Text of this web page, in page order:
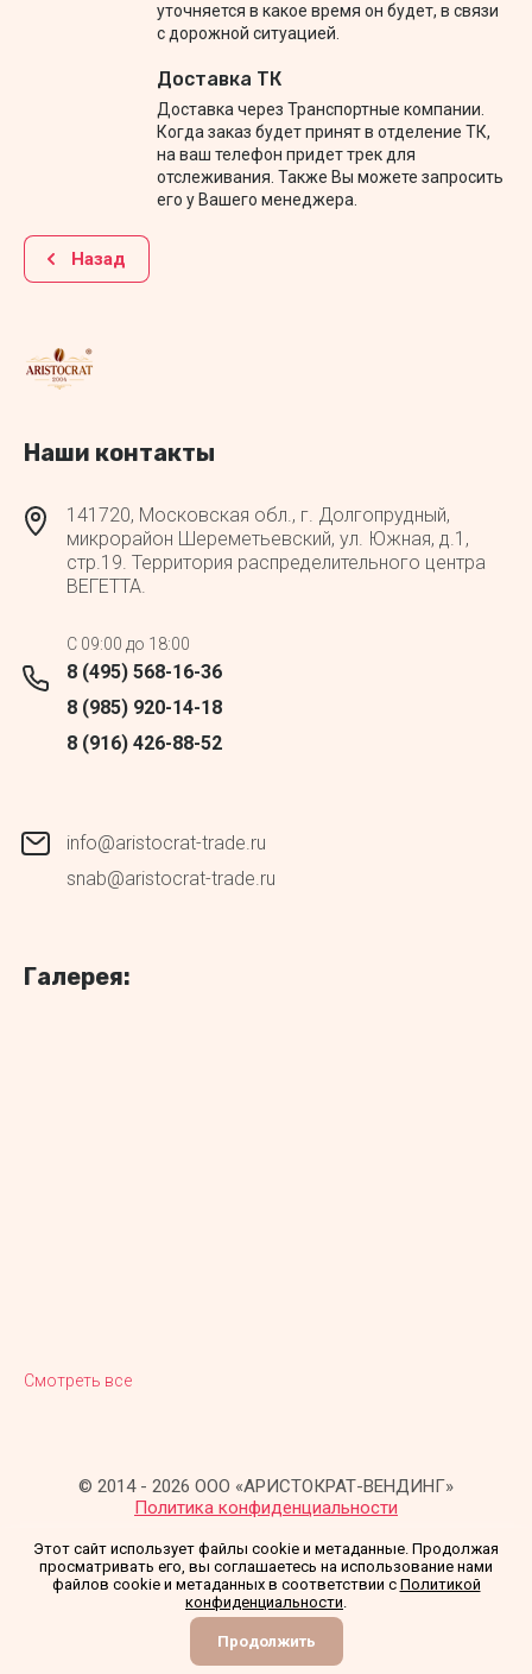
уточняется в какое время он будет, в связи
с дорожной ситуацией.
Доставка ТК
Доставка через Транспортные компании.
Когда заказ будет принят в отделение ТК,
на ваш телефон придет трек для
отслеживания. Также Вы можете запросить
его у Вашего менеджера.
Назад
Наши контакты
141720, Московская обл., г. Долгопрудный,
микрорайон Шереметьевский, ул. Южная, д.1,
стр.19. Территория распределительного центра
ВЕГЕТТА.
C 09:00 до 18:00
8 (495) 568-16-36
8 (985) 920-14-18
8 (916) 426-88-52
info@aristocrat-trade.ru
snab@aristocrat-trade.ru
Галерея:
Смотреть все
© 2014 - 2026 ООО «АРИСТОКРАТ-ВЕНДИНГ»
Политика конфиденциальности
Создание сайтаМегагрупп
Этот сайт использует файлы cookie и метаданные. Продолжая
просматривать его, вы соглашаетесь на использование нами
файлов cookie и метаданных в соответствии с Политикой
конфиденциальности.
Продолжить